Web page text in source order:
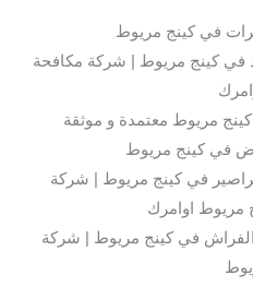
في كينج مريوط
في كينج مريوط | شركة مكافحة
مريوط معتمدة و موثقة
في كينج مريوط
في كينج مريوط | شركة
مريوط اوامرك
في كينج مريوط | شركة